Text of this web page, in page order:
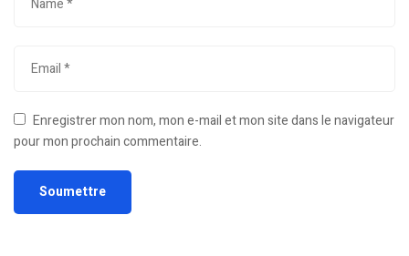
Enregistrer mon nom, mon e-mail et mon site dans le navigateur
pour mon prochain commentaire.